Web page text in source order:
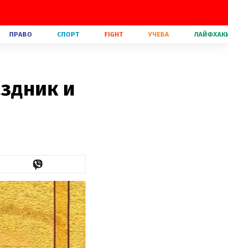
ПРАВО СПОРТ FIGHT УЧЕБА
и